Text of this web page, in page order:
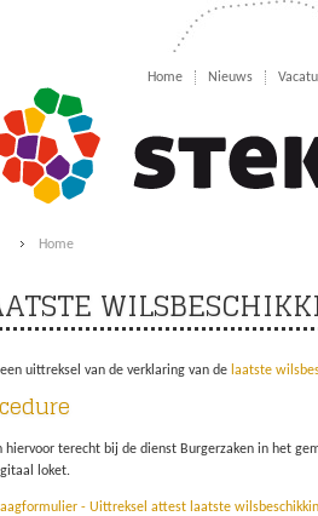
Home Nieuws
Home
uittreksel van de verklaring van de laatste
hiervoor terecht bij de dienst Burgerzaken in het
loket.
- Uittreksel attest laatste